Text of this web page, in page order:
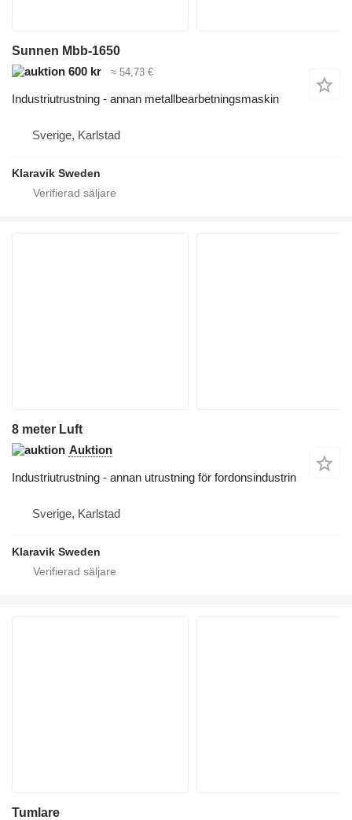
Sunnen Mbb-1650
600 kr
≈ 54,73 €
Industriutrustning - annan metallbearbetningsmaskin
Sverige, Karlstad
Klaravik Sweden
8 meter Luft
Auktion
Industriutrustning - annan utrustning för fordonsindustrin
Sverige, Karlstad
Klaravik Sweden
Tumlare